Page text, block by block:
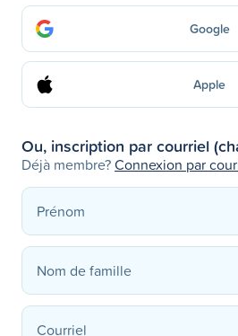
Google
Apple
Ou, inscription par courriel
Déjà membre?Connexion par